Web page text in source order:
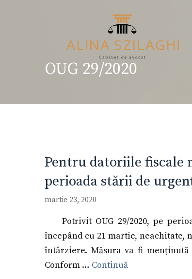
OUG 29/2020
Pentru datoriile fiscale
perioada stării de
martie 23, 2020
Potrivit OUG 29/2020, pe
începând cu 21 martie, neachitate,
întârziere. Măsura va fi
Conform … Continuă